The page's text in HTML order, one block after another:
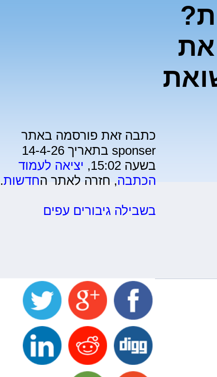
את
כתבה זאת פורסמה באתר
sponser בתאריך 14-4-26
בשעה 15:02,
יציאה לעמוד
הכתבה, חזרה לאתר החדשות.
בשבילה גיבורים עפים